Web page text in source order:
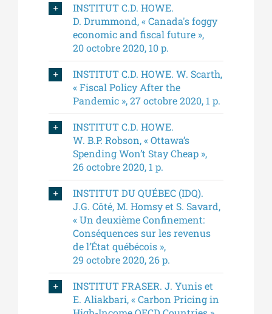
INSTITUT C.D. HOWE.
D. Drummond, « Canada's foggy
economic and fiscal future »,
20 octobre 2020, 10 p.
INSTITUT C.D. HOWE. W. Scarth,
« Fiscal Policy After the
Pandemic », 27 octobre 2020, 1 p.
INSTITUT C.D. HOWE.
W. B.P. Robson, « Ottawa’s
Spending Won’t Stay Cheap »,
26 octobre 2020, 1 p.
INSTITUT DU QUÉBEC (IDQ).
J.G. Côté, M. Homsy et S. Savard,
« Un deuxième Confinement:
Conséquences sur les revenus
de l’État québécois »,
29 octobre 2020, 26 p.
INSTITUT FRASER. J. Yunis et
E. Aliakbari, « Carbon Pricing in